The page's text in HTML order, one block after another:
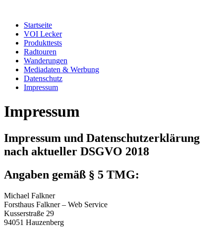
Startseite
VOI Lecker
Produkttests
Radtouren
Wanderungen
Mediadaten & Werbung
Datenschutz
Impressum
Impressum
Impressum und Datenschutzerklärung
nach aktueller DSGVO 2018
Angaben gemäß § 5 TMG:
Michael Falkner
Forsthaus Falkner – Web Service
Kusserstraße 29
94051 Hauzenberg